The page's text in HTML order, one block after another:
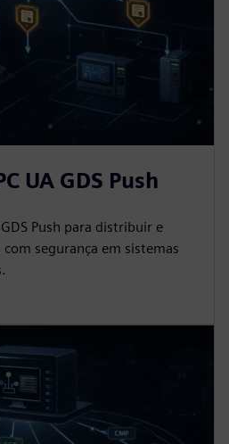
UA GDS Push
Push para distribuir e
segurança em sistemas